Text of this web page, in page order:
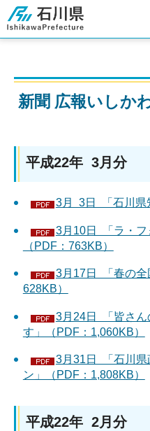
石川県
新聞 広報いしか
平成22年 3月分
3月 3日 「石川県
3月10日 「ラ・フ
（PDF：763KB）
3月17日 「春の全
628KB）
3月24日 「皆さん
す」（PDF：1,060KB）
3月31日 「石川県
ン」（PDF：1,808KB）
平成22年 2月分